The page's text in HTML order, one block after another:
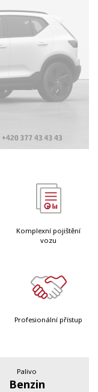
Komplexní pojištění
vozu
Profesionální přístup
Palivo
Benzin